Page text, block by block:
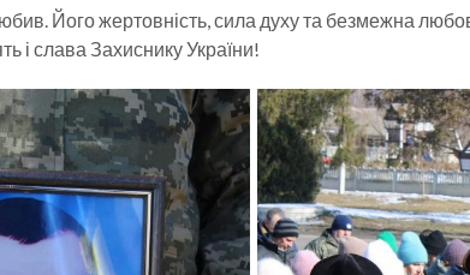
Його жертовність, сила духу та безмежна
і слава Захиснику України!